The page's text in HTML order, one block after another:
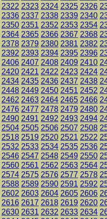
2322 2323 2324 2325 2326
2336 2337 2338 2339 2340
2350 2351 2352 2353 2354
2364 2365 2366 2367 2368
2378 2379 2380 2381 2382
2392 2393 2394 2395 2396
2406 2407 2408 2409 2410
2420 2421 2422 2423 2424
2434 2435 2436 2437 2438
2448 2449 2450 2451 2452
2462 2463 2464 2465 2466
2476 2477 2478 2479 2480
2490 2491 2492 2493 2494
2504 2505 2506 2507 2508
2518 2519 2520 2521 2522
2532 2533 2534 2535 2536
2546 2547 2548 2549 2550
2560 2561 2562 2563 2564
2574 2575 2576 2577 2578
2588 2589 2590 2591 2592
2602 2603 2604 2605 2606
2616 2617 2618 2619 2620
2630 2631 2632 2633 2634